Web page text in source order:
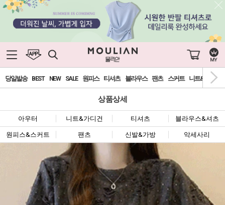
당일발송 BEST NEW SALE 원피스 티셔츠 블라우스 팬츠 스커트 니트&가디건
상품상세
아우터 니트&가디건 티셔츠 블라우스&셔츠
원피스&스커트 팬츠 신발&가방 악세사리